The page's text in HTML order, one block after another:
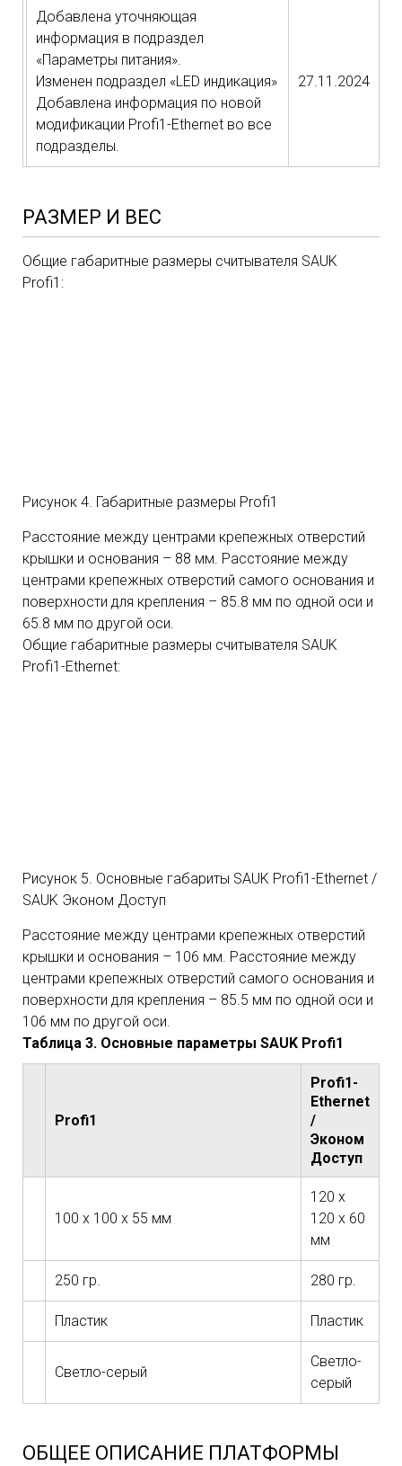
Добавлена уточняющая
информация в подраздел
«Параметры питания».
Изменен подраздел «LED индикация»
Добавлена информация по новой
модификации Profi1-Ethernet во все
подразделы.
27.11.2024
РАЗМЕР И ВЕС
Общие габаритные размеры считывателя SAUK
Profi1:
Рисунок 4. Габаритные размеры Profi1
Расстояние между центрами крепежных отверстий
крышки и основания – 88 мм. Расстояние между
центрами крепежных отверстий самого основания и
поверхности для крепления – 85.8 мм по одной оси и
65.8 мм по другой оси.
Общие габаритные размеры считывателя SAUK
Profi1-Ethernet:
Рисунок 5. Основные габариты SAUK Profi1-Ethernet /
SAUK Эконом Доступ
Расстояние между центрами крепежных отверстий
крышки и основания – 106 мм. Расстояние между
центрами крепежных отверстий самого основания и
поверхности для крепления – 85.5 мм по одной оси и
106 мм по другой оси.
Таблица 3. Основные параметры SAUK Profi1
Profi1
Profi1-
Ethernet
/
Эконом
Доступ
100 х 100 х 55 мм
120 х
120 х 60
мм
250 гр. 280 гр.
Пластик Пластик
Светло-серый
Светло-
серый
ОБЩЕЕ ОПИСАНИЕ ПЛАТФОРМЫ